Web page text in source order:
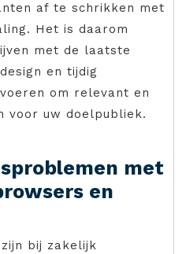
af te schrikken met
Het is daarom
met de laatste
en tijdig
om relevant en
voor uw doelpubliek.
met
en
bij zakelijk